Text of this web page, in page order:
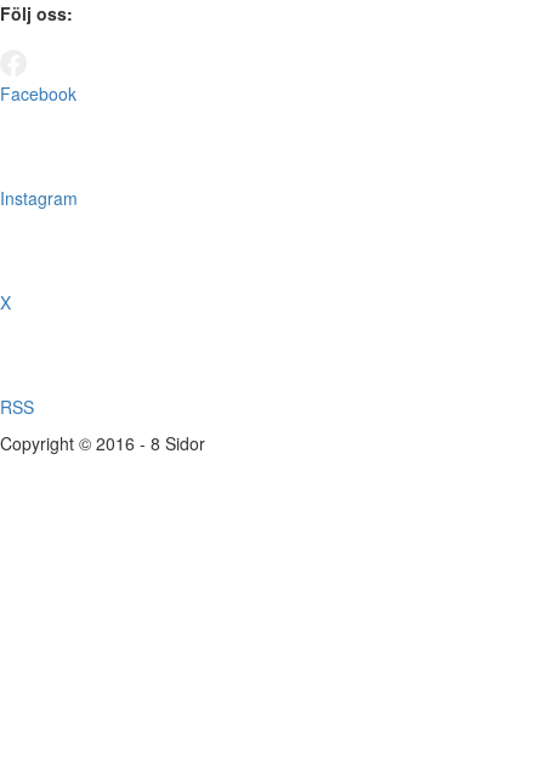
Följ oss:
Facebook
Instagram
X
RSS
Copyright © 2016 - 8 Sidor